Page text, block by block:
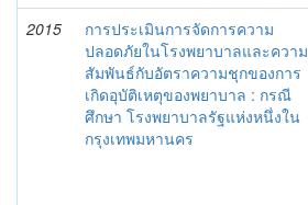
2015
การประเมินการจัดการความ
ปลอดภัยในโรงพยาบาลและความ
สัมพันธ์กับอัตราความชุกของการ
เกิดอุบัติเหตุของพยาบาล : กรณี
ศึกษา โรงพยาบาลรัฐแห่งหนึ่งใน
กรุงเทพมหานคร